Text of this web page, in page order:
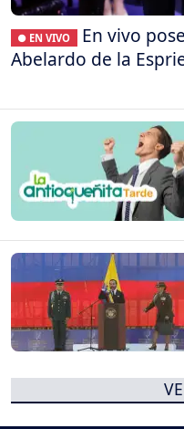
● EN VIVO
En vivo
Abelardo de la